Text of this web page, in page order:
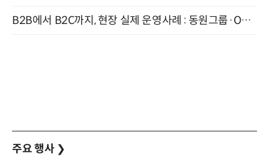
B2B에서 B2C까지, 현장 실제 운영사례 : 동원그룹·OCI·다이닝브랜즈그룹·당근 (8/27)
주요 행사 ❯